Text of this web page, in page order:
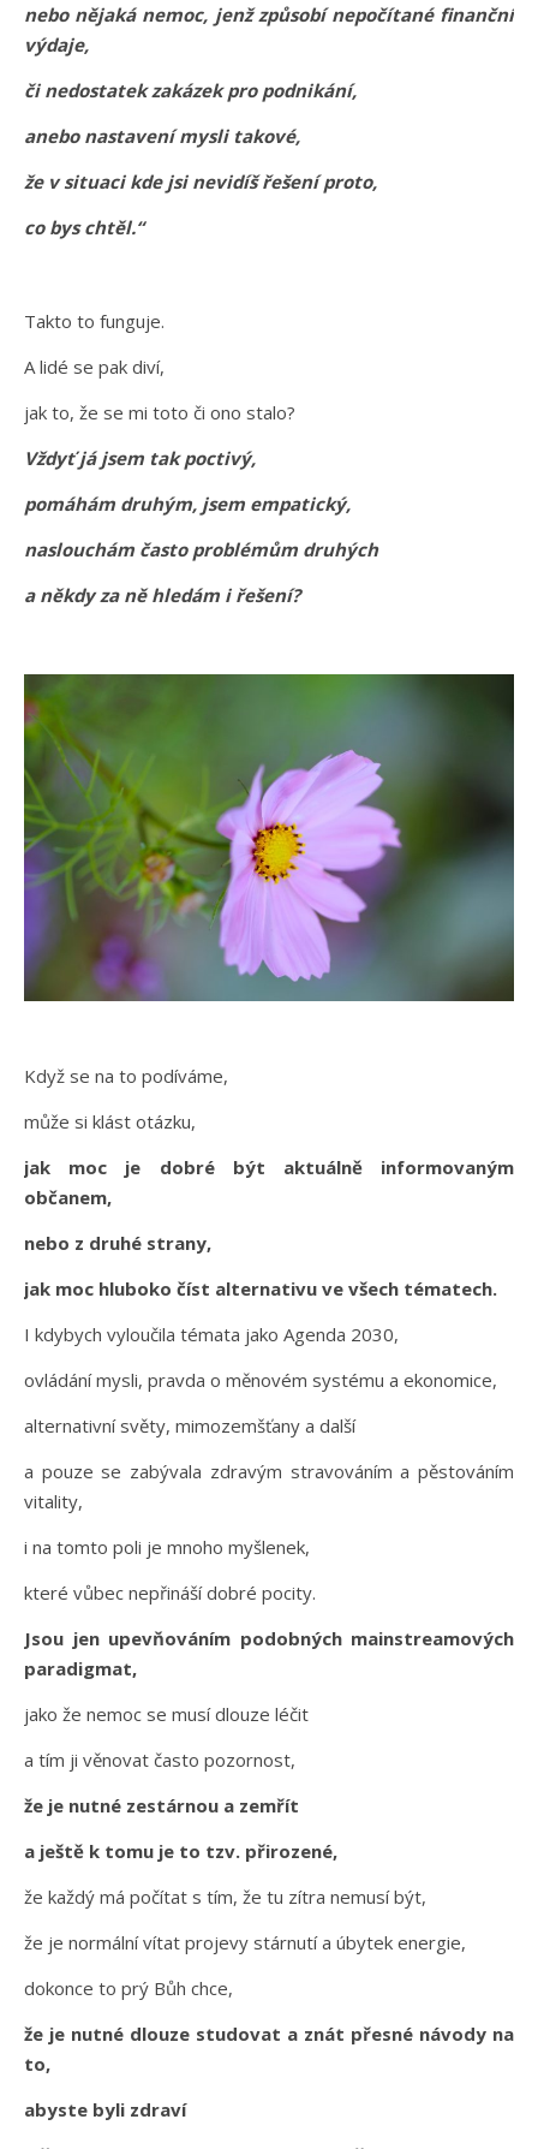
nebo nějaká nemoc, jenž způsobí nepočítané finanční
výdaje,
či nedostatek zakázek pro podnikání,
anebo nastavení mysli takové,
že v situaci kde jsi nevidíš řešení proto,
co bys chtěl.“
Takto to funguje.
A lidé se pak diví,
jak to, že se mi toto či ono stalo?
Vždyť já jsem tak poctivý,
pomáhám druhým, jsem empatický,
naslouchám často problémům druhých
a někdy za ně hledám i řešení?
Když se na to podíváme,
může si klást otázku,
jak moc je dobré být aktuálně informovaným
občanem,
nebo z druhé strany,
jak moc hluboko číst alternativu ve všech tématech.
I kdybych vyloučila témata jako Agenda 2030,
ovládání mysli, pravda o měnovém systému a ekonomice,
alternativní světy, mimozemšťany a další
a pouze se zabývala zdravým stravováním a pěstováním
vitality,
i na tomto poli je mnoho myšlenek,
které vůbec nepřináší dobré pocity.
Jsou jen upevňováním podobných mainstreamových
paradigmat,
jako že nemoc se musí dlouze léčit
a tím ji věnovat často pozornost,
že je nutné zestárnou a zemřít
a ještě k tomu je to tzv. přirozené,
že každý má počítat s tím, že tu zítra nemusí být,
že je normální vítat projevy stárnutí a úbytek energie,
dokonce to prý Bůh chce,
že je nutné dlouze studovat a znát přesné návody na
to,
abyste byli zdraví